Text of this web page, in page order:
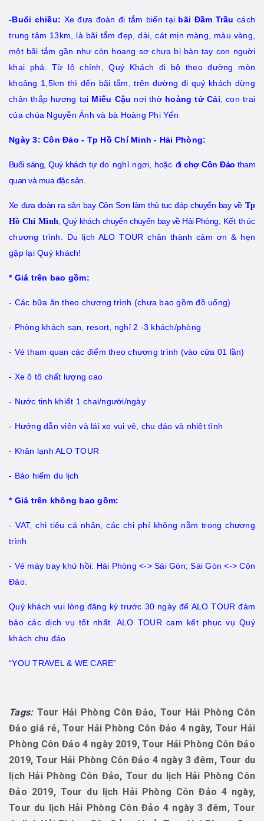
-Buổi chiều: Xe đưa đoàn đi tắm biển tại bãi Đầm Trầu cách
trung tâm 13km, là bãi tắm đẹp, dài, cát mịn màng, màu vàng,
một bãi tắm gần như còn hoang sơ chưa bị bàn tay con nguời
khai phá. Từ lộ chính, Quý Khách đi bộ theo đường mòn
khoảng 1,5km thì đến bãi tắm, trên đường đi quý khách dừng
chân thắp hương tại Miếu Cậu nơi thờ hoàng tử Cải , con trai
của chúa Nguyễn Ánh và bà Hoàng Phi Yến
Ngày 3: Côn Đảo - Tp Hồ Chí Minh - Hải Phòng:
Buổi sáng, Quý khách tự do nghỉ ngơi, hoặc đichợ Côn Đảo tham
quan và mua đặc sản.
Xe đưa đoàn ra sân bay Côn Sơn làm thủ tục đáp chuyến bay về Tp
Hồ Chí Minh , Quý khách chuyển chuyến bay về Hải Phòng,
Kết thúc
chương trình. Du lịch ALO TOUR chân thành cảm ơn & hẹn
gặp lại Quý khách!
* Giá trên bao gồm:
- Các bữa ăn theo chương trình (chưa bao gồm đồ uống)
- Phòng khách sạn, resort, nghỉ 2 -3 khách/phòng
- Vé tham quan các điểm theo chương trình (vào cửa 01 lần)
- Xe ô tô chất lượng cao
- Nước tinh khiết 1 chai/người/ngày
- Hướng dẫn viên và lái xe vui vẻ, chu đáo và nhiệt tình
- Khăn lạnh ALO TOUR
- Bảo hiểm du lịch
* Giá trên không bao gồm:
- VAT, chi tiêu cá nhân, các chi phí không nằm trong chương
trình
- Vé máy bay khứ hồi: Hải Phòng <-> Sài Gòn; Sài Gòn <-> Côn
Đảo.
Quý khách vui lòng đăng ký trước 30 ngày để ALO TOUR đảm
bảo các dịch vụ tốt nhất. ALO TOUR cam kết phục vụ Quý
khách chu đáo
“YOU TRAVEL & WE CARE”
Tags: Tour Hải Phòng Côn Đảo, Tour Hải Phòng Côn
Đảo giá rẻ, Tour Hải Phòng Côn Đảo 4 ngày, Tour Hải
Phòng Côn Đảo 4 ngày 2019, Tour Hải Phòng Côn Đảo
2019, Tour Hải Phòng Côn Đảo 4 ngày 3 đêm, Tour du
lịch Hải Phòng Côn Đảo, Tour du lịch Hải Phòng Côn
Đảo 2019, Tour du lịch Hải Phòng Côn Đảo 4 ngày,
Tour du lịch Hải Phòng Côn Đảo 4 ngày 3 đêm, Tour